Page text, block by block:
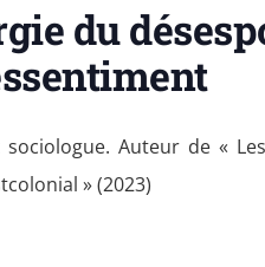
du
sociologue. Auteur de «
» (2023)